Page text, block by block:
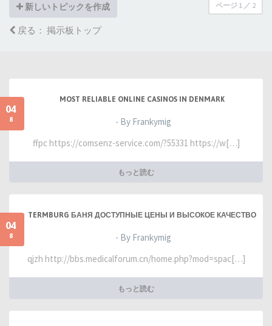
新しいトピックを作成 ページ 1 ／ 2
戻る： 掲示板トップ
04
8
MOST RELIABLE ONLINE CASINOS IN DENMARK
- By Frankymig
ffpc https://comsenz-service.com/?55331 https://w[…]
もっと読む
04
8
TERMBURG БАНЯ ДОСТУПНЫЕ ЦЕНЫ И ВЫСОКОЕ КАЧЕСТВО
- By Frankymig
qjzh http://bbs.medicalforum.cn/home.php?mod=spac[…]
もっと読む